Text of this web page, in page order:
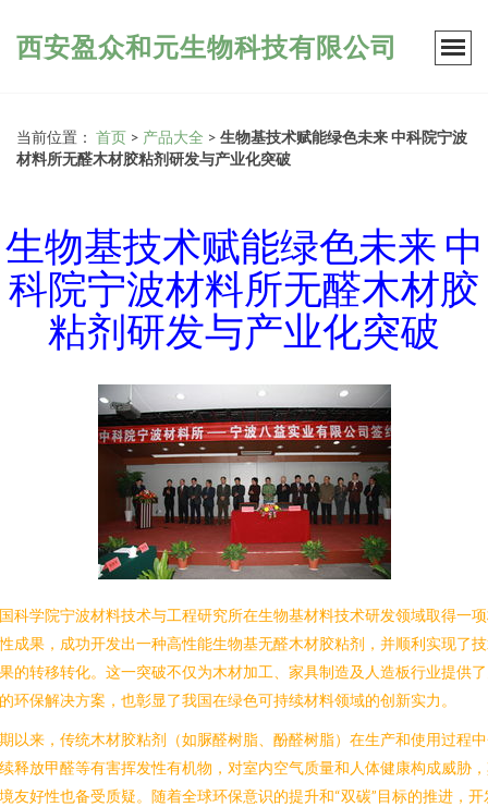
西安盈众和元生物科技有限公司
当前位置： 首页 > 产品大全 > 生物基技术赋能绿色未来 中科院宁波
材料所无醛木材胶粘剂研发与产业化突破
生物基技术赋能绿色未来 中
科院宁波材料所无醛木材胶
粘剂研发与产业化突破
科学院宁波材料技术与工程研究所在生物基材料技术研发领域取得一
成果，成功开发出一种高性能生物基无醛木材胶粘剂，并顺利实现了
的转移转化。这一突破不仅为木材加工、家具制造及人造板行业提供
环保解决方案，也彰显了我国在绿色可持续材料领域的创新实力。
以来，传统木材胶粘剂（如脲醛树脂、酚醛树脂）在生产和使用过程
释放甲醛等有害挥发性有机物，对室内空气质量和人体健康构成威胁
友好性也备受质疑。随着全球环保意识的提升和“双碳”目标的推进，开